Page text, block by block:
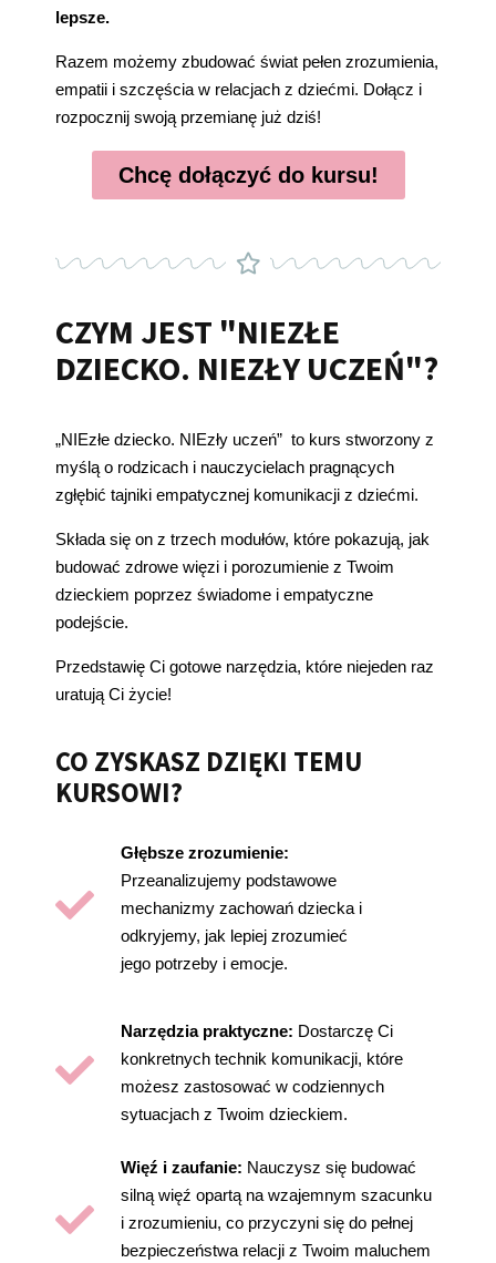
lepsze.
Razem możemy zbudować świat pełen zrozumienia,
empatii i szczęścia w relacjach z dziećmi. Dołącz i
rozpocznij swoją przemianę już dziś!
Chcę dołączyć do kursu!
CZYM JEST "NIEZŁE
DZIECKO. NIEZŁY UCZEŃ"?
„NIEzłe dziecko. NIEzły uczeń” to kurs stworzony z
myślą o rodzicach i nauczycielach pragnących
zgłębić tajniki empatycznej komunikacji z dziećmi.
Składa się on z trzech modułów, które pokazują, jak
budować zdrowe więzi i porozumienie z Twoim
dzieckiem poprzez świadome i empatyczne
podejście.
Przedstawię Ci gotowe narzędzia, które niejeden raz
uratują Ci życie!
CO ZYSKASZ DZIĘKI TEMU
KURSOWI?
Głębsze zrozumienie:
Przeanalizujemy podstawowe
mechanizmy zachowań dziecka i
odkryjemy, jak lepiej zrozumieć
jego potrzeby i emocje.
Narzędzia praktyczne: Dostarczę Ci
konkretnych technik komunikacji, które
możesz zastosować w codziennych
sytuacjach z Twoim dzieckiem.
Więź i zaufanie: Nauczysz się budować
silną więź opartą na wzajemnym szacunku
i zrozumieniu, co przyczyni się do pełnej
bezpieczeństwa relacji z Twoim maluchem